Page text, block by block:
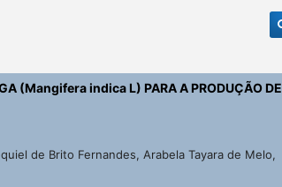
(Mangifera indica L) PARA A PRODUÇÃO DE
de Brito Fernandes, Arabela Tayara de Melo,